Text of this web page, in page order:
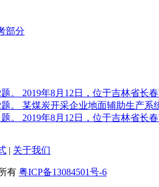
部分
。 2019年8月12日，位于吉林省长
。 某煤炭开采企业地面辅助生产
。 2019年8月12日，位于吉林省长
| 关于我们
有 粤ICP备13084501号-6